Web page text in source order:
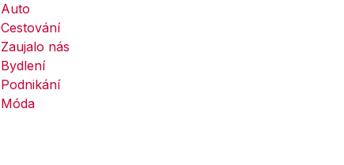
Auto
Cestování
Zaujalo nás
Bydlení
Podnikání
Móda